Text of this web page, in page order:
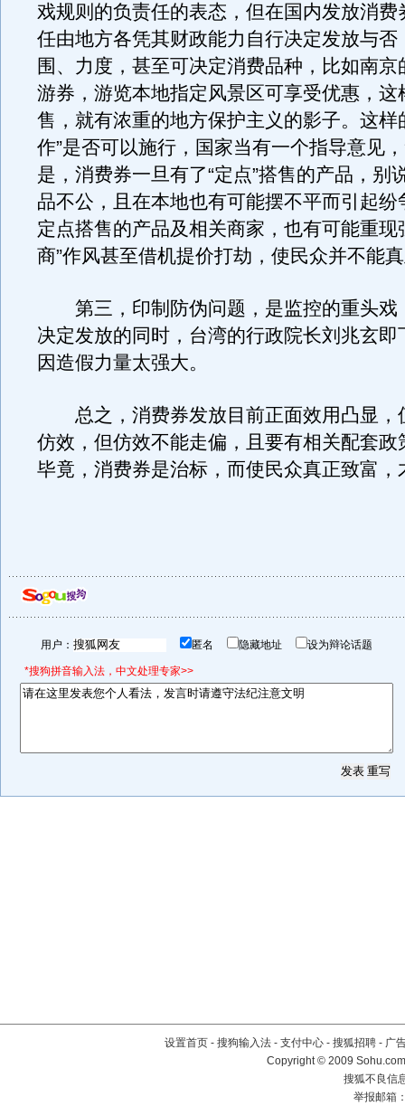
戏规则的负责任的表态，但在国内发放消费
任由地方各凭其财政能力自行决定发放与否
围、力度，甚至可决定消费品种，比如南京
游券，游览本地指定风景区可享受优惠，这
售，就有浓重的地方保护主义的影子。这样
作”是否可以施行，国家当有一个指导意见
是，消费券一旦有了“定点”搭售的产品，别
品不公，且在本地也有可能摆不平而引起纷
定点搭售的产品及相关商家，也有可能重现
商”作风甚至借机提价打劫，使民众并不能
第三，印制防伪问题，是监控的重头戏
决定发放的同时，台湾的行政院长刘兆玄即
因造假力量太强大。
总之，消费券发放目前正面效用凸显，
仿效，但仿效不能走偏，且要有相关配套政
毕竟，消费券是治标，而使民众真正致富，
用户： 匿名 隐藏地址 设为辩论话题
*搜狗拼音输入法，中文处理专家>>
设置首页 - 搜狗输入法 - 支付中心 - 搜狐招聘 - 广
Copyright © 2009
搜狐不良信
举报邮箱